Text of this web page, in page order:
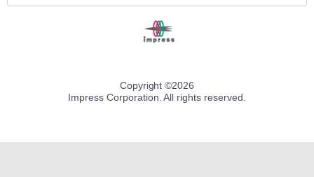
Copyright ©2026
Impress Corporation. All rights reserved.